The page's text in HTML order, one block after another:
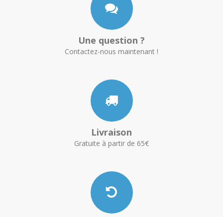
Une question ?
Contactez-nous maintenant !
Livraison
Gratuite à partir de 65€